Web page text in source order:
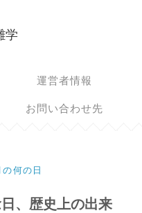
学
運営者情報
お問い合わせ先
の何の日
、歴史上の出来